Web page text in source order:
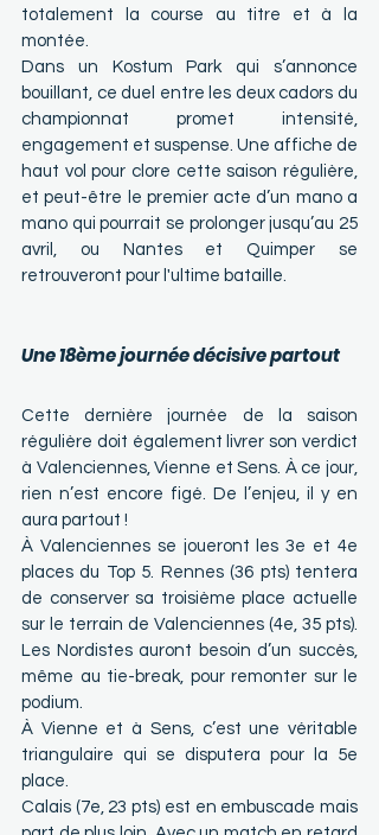
totalement la course au titre et à la
montée.
Dans un Kostum Park qui s’annonce
bouillant, ce duel entre les deux cadors du
championnat promet intensité,
engagement et suspense. Une affiche de
haut vol pour clore cette saison régulière,
et peut-être le premier acte d’un mano a
mano qui pourrait se prolonger jusqu’au 25
avril, ou Nantes et Quimper se
retrouveront pour l'ultime bataille.
Une 18ème journée décisive partout
Cette dernière journée de la saison
régulière doit également livrer son verdict
à Valenciennes, Vienne et Sens. À ce jour,
rien n’est encore figé. De l’enjeu, il y en
aura partout !
À Valenciennes se joueront les 3e et 4e
places du Top 5. Rennes (36 pts) tentera
de conserver sa troisième place actuelle
sur le terrain de Valenciennes (4e, 35 pts).
Les Nordistes auront besoin d’un succès,
même au tie-break, pour remonter sur le
podium.
À Vienne et à Sens, c’est une véritable
triangulaire qui se disputera pour la 5e
place.
Calais (7e, 23 pts) est en embuscade mais